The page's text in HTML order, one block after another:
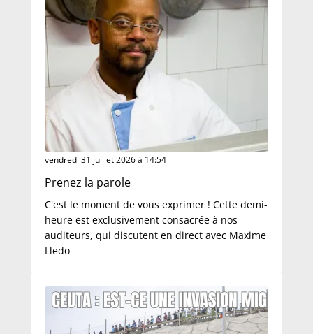
vendredi 31 juillet 2026 à 14:54
Prenez la parole
C'est le moment de vous exprimer ! Cette demi-
heure est exclusivement consacrée à nos
auditeurs, qui discutent en direct avec Maxime
Lledo